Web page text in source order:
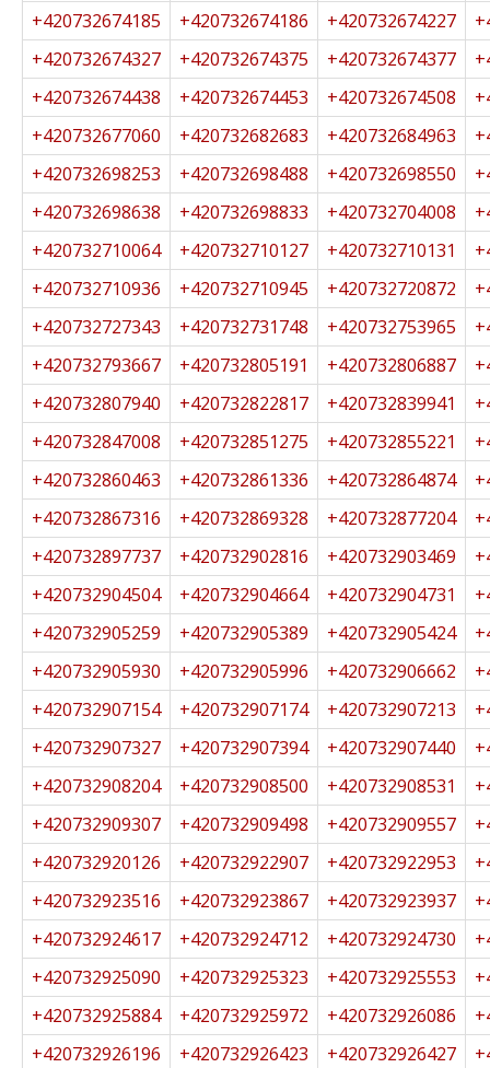
+420732674185 +420732674186 +420732674227
+420732674327
+420732674375 +420732674377
+420732674438
+420732674453 +420732674508
+420732677060
+420732682683 +420732684963
+420732698253
+420732698488 +420732698550
+420732698638
+420732698833 +420732704008
+420732710064
+420732710127 +420732710131
+420732710936
+420732710945 +420732720872
+420732727343
+420732731748 +420732753965
+420732793667
+420732805191 +420732806887
+420732807940
+420732822817 +420732839941
+420732847008
+420732851275 +420732855221
+420732860463
+420732861336 +420732864874
+420732867316
+420732869328 +420732877204
+420732897737
+420732902816 +420732903469
+420732904504
+420732904664 +420732904731
+420732905259
+420732905389 +420732905424
+420732905930
+420732905996 +420732906662
+420732907154
+420732907174 +420732907213
+420732907327
+420732907394 +420732907440
+420732908204
+420732908500 +420732908531
+420732909307
+420732909498 +420732909557
+420732920126
+420732922907 +420732922953
+420732923516
+420732923867 +420732923937
+420732924617
+420732924712 +420732924730
+420732925090
+420732925323 +420732925553
+420732925884
+420732925972 +420732926086
+420732926196
+420732926423 +420732926427